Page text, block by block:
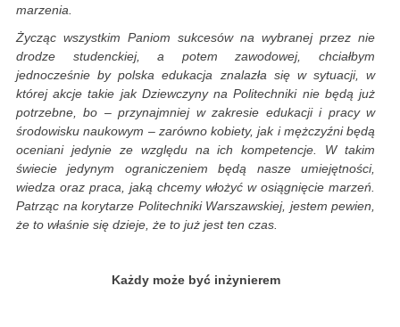
marzenia.
Życząc wszystkim Paniom sukcesów na wybranej przez nie
drodze studenckiej, a potem zawodowej, chciałbym
jednocześnie by polska edukacja znalazła się w sytuacji, w
której akcje takie jak Dziewczyny na Politechniki nie będą już
potrzebne, bo – przynajmniej w zakresie edukacji i pracy w
środowisku naukowym – zarówno kobiety, jak i mężczyźni będą
oceniani jedynie ze względu na ich kompetencje. W takim
świecie jedynym ograniczeniem będą nasze umiejętności,
wiedza oraz praca, jaką chcemy włożyć w osiągnięcie marzeń.
Patrząc na korytarze Politechniki Warszawskiej, jestem pewien,
że to właśnie się dzieje, że to już jest ten czas.
Każdy może być inżynierem